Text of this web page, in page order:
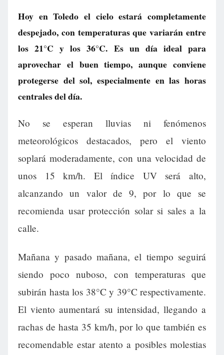
Hoy en Toledo el cielo estará completamente
despejado, con temperaturas que variarán entre
los 21°C y los 36°C. Es un día ideal para
aprovechar el buen tiempo, aunque conviene
protegerse del sol, especialmente en las horas
centrales del día.
No se esperan lluvias ni fenómenos
meteorológicos destacados, pero el viento
soplará moderadamente, con una velocidad de
unos 15 km/h. El índice UV será alto,
alcanzando un valor de 9, por lo que se
recomienda usar protección solar si sales a la
calle.
Mañana y pasado mañana, el tiempo seguirá
siendo poco nuboso, con temperaturas que
subirán hasta los 38°C y 39°C respectivamente.
El viento aumentará su intensidad, llegando a
rachas de hasta 35 km/h, por lo que también es
recomendable estar atento a posibles molestias